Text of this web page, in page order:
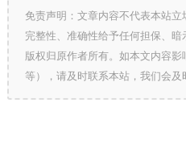
免责声明：文章内容不代表本站立
完整性、准确性给予任何担保、
版权归原作者所有。如本文内容
等），请及时联系本站，我们会及